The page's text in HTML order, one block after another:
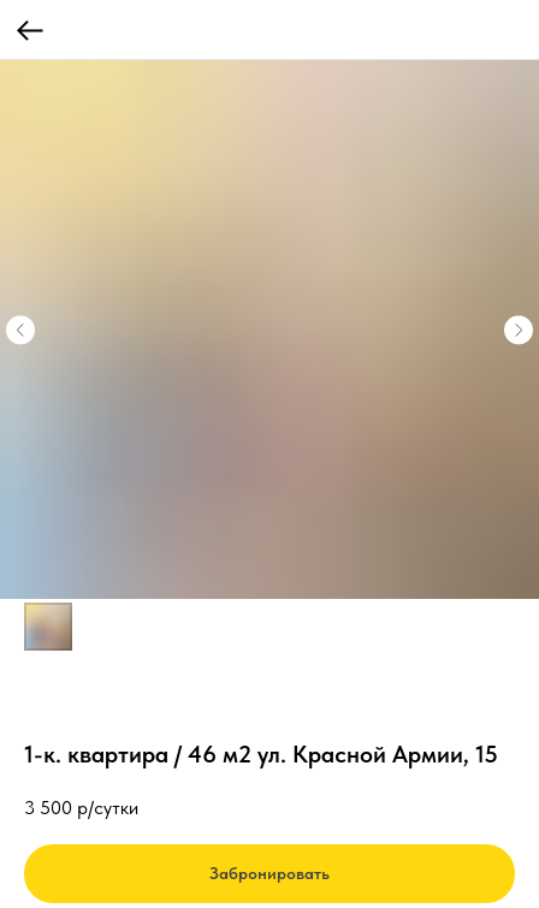
1-к. квартира / 46 м2 ул. Красной Армии, 15
3 500 р/сутки
Забронировать